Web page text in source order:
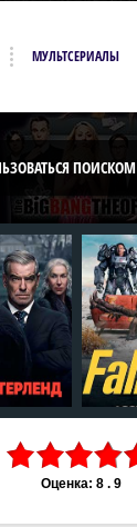
МУЛЬТСЕРИАЛЫ
ПОИСКОМ
Оценка: 8 . 9